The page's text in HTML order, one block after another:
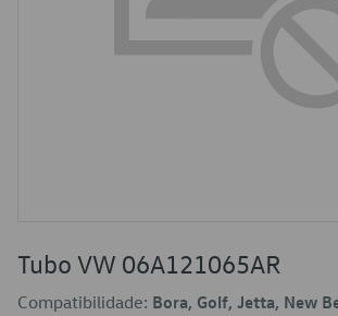
Tubo VW 06A121065AR
Compatibilidade: Bora, Golf, Jetta, New